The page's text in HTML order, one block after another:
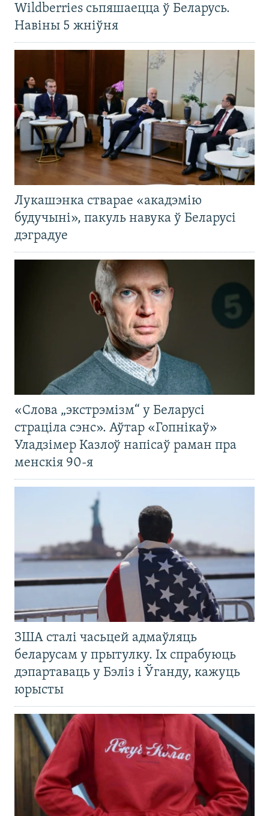
Wildberries сьпяшаецца ў Беларусь.
Навіны 5 жніўня
Лукашэнка стварае «акадэмію
будучыні», пакуль навука ў Беларусі
дэградуе
«Слова „экстрэмізм“ у Беларусі
страціла сэнс». Аўтар «Гопнікаў»
Уладзімер Казлоў напісаў раман пра
менскія 90-я
ЗША сталі часьцей адмаўляць
беларусам у прытулку. Іх спрабуюць
дэпартаваць у Бэліз і Ўганду, кажуць
юрысты